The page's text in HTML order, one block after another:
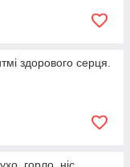
здорового серця.